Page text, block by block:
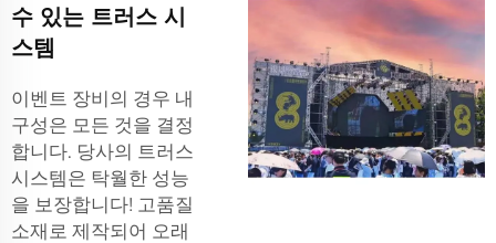
수 있는 트러스 시
스템
이벤트 장비의 경우 내
구성은 모든 것을 결정
합니다. 당사의 트러스
시스템은 탁월한 성능
을 보장합니다! 고품질
소재로 제작되어 오래